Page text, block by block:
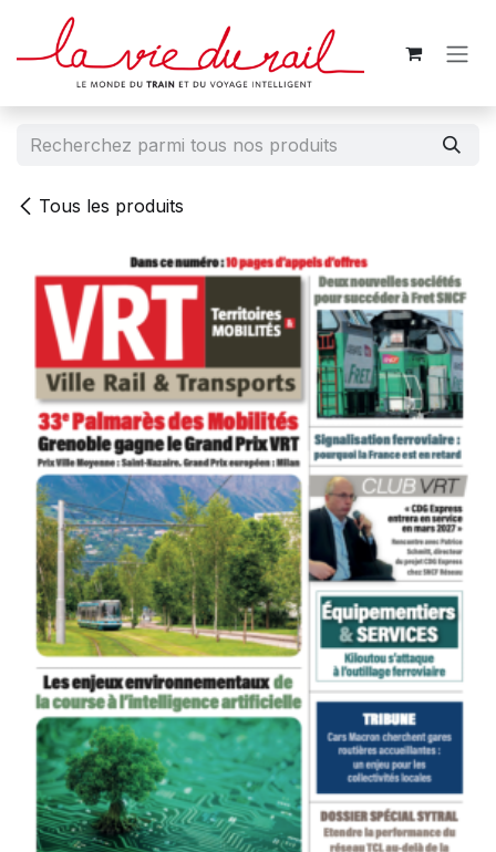
Se rendre au contenu
Tous les produits